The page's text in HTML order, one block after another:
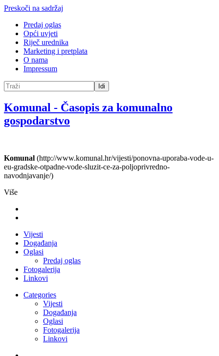
Preskoči na sadržaj
Predaj oglas
Opći uvjeti
Riječ urednika
Marketing i pretplata
O nama
Impressum
Idi
Komunal - Časopis za komunalno
gospodarstvo
Komunal (http://www.komunal.hr/vijesti/ponovna-uporaba-vode-u-
eu-gradske-otpadne-vode-sluzit-ce-za-poljoprivredno-
navodnjavanje/)
Više
Vijesti
Događanja
Oglasi
Predaj oglas
Fotogalerija
Linkovi
Categories
Vijesti
Događanja
Oglasi
Fotogalerija
Linkovi